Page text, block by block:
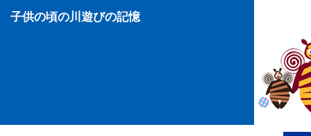
子供の頃の川遊びの記憶